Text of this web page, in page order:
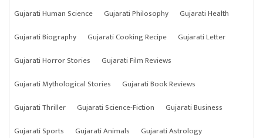
Gujarati Human Science
Gujarati Philosophy
Gujarati Health
Gujarati Biography
Gujarati Cooking Recipe
Gujarati Letter
Gujarati Horror Stories
Gujarati Film Reviews
Gujarati Mythological Stories
Gujarati Book Reviews
Gujarati Thriller
Gujarati Science-Fiction
Gujarati Business
Gujarati Sports
Gujarati Animals
Gujarati Astrology